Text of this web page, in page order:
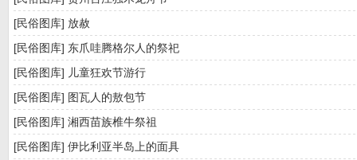
[民俗图库] 放赦
[民俗图库] 东爪哇腾格尔人的祭祀
[民俗图库] 儿童狂欢节游行
[民俗图库] 图瓦人的敖包节
[民俗图库] 湘西苗族椎牛祭祖
[民俗图库] 伊比利亚半岛上的面具